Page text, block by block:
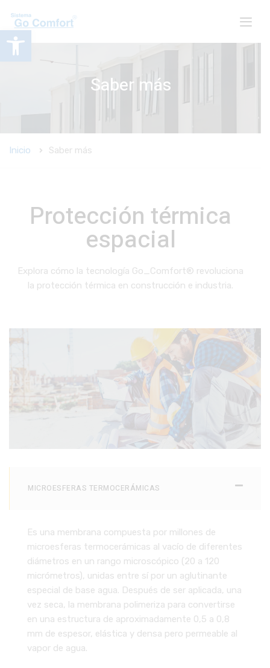
Abrir barra de herramientas
Saber más
Inicio Saber más
Protección térmica
espacial
Explora cómo la tecnología Go_Comfort® revoluciona
la protección térmica en construcción e industria.
MICROESFERAS TERMOCERÁMICAS
Es una membrana compuesta por millones de
microesferas termocerámicas al vacío de diferentes
diámetros en un rango microscópico (20 a 120
micrómetros), unidas entre sí por un aglutinante
especial de base agua. Después de ser aplicada, una
vez seca, la membrana polimeriza para convertirse
en una estructura de aproximadamente 0,5 a 0,8
mm de espesor, elástica y densa pero permeable al
vapor de agua.